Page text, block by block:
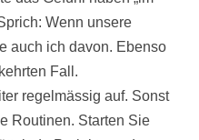
Wenn unsere
auch ich davon. Ebenso
Fall.
regelmässig auf. Sonst
Routinen. Starten Sie